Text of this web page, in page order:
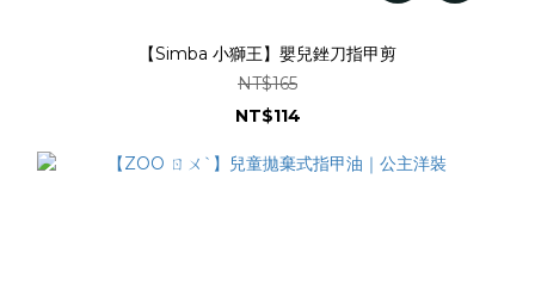
【Simba 小獅王】嬰兒銼刀指甲剪
NT$165
NT$114